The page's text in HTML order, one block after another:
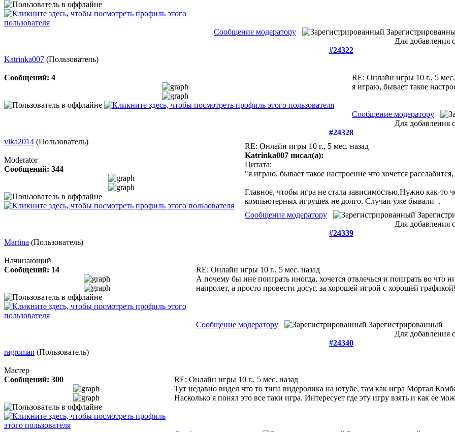
Сообщение модератору
Для добавления
#24322
Katrinka007 (Пользователь)
Сообщений: 4 RE: Онлайн игры 10 г., 5
я играю, бывает такое
Сообщение модератору
Для добавления
#24328
vika2014 (Пользователь)
Moderator
Сообщений: 344
RE: Онлайн игры 10 г., 5 мес. назад
Katrinka007 писал(а):
Цитата:
"я играю, бывает такое настроение что хочется
Главное, чтобы игра не стала зависимостью.Нужно как-то
компьютерных игрушек не долго. Случаи уже бывали .
Сообщение модератору
Для добавления
#24339
Martina (Пользователь)
Начинающий
Сообщений: 14
RE: Онлайн игры 10 г., 5 мес. назад
А почему бы ине поиграть иногда, хочется отвлечься и поиграть во что
напролет, а просто провести досуг, за хорошей игрой с хорошей
Сообщение модератору
Зарегистрированный
Для добавления
#24340
ragroman (Пользователь)
Мастер
Сообщений: 300
RE: Онлайн игры 10 г., 5 мес. назад
Тут недавно видел что то типа видеролика на ютубе, там как игра Мортал
Насколько я понял это все таки игра. Интересует где эту игру взять и как ее